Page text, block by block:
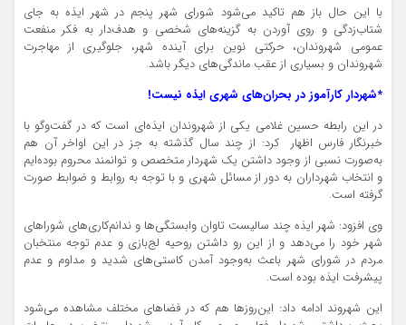
با این حال باز هم تاکید می‌شود شورای شهر پنجم در شهر ایذه به جای
شتاب‌زدگی و روی آوردن به گزینه‌های شخصی و هدف‌دار به فکر منفعت
عمومی شهروندان، حرکتی نوین برای آینده شهر، جلوگیری از مهاجرت
شهروندان و بسیاری از عقب ماندگی‌های دیگر باشد.
*شهردار کارآموز در بحران‌های شهری ایذه نیست!
در این رابطه حسین غلامی یکی از شهروندان ایذه‌ای است که در گفت‌و‌گو با
خبرنگار فارس اظهار کرد: از چند سال گذشته به جز در این اواخر آن هم
به‌صورت نسبی از وجود داشتن یک شهردار متخصص و توانمند محروم بوده‌ایم
و انتخاب شهرداران به دور از مسائل شهری و با توجه به روابط و ضوابط صورت
گرفته است.
وی افزود: شهر ایذه چند سالیست تاوان وابستگی‌ها و ندانم‌کاری‌های شوراهای
شهر خود را می‌دهد و از این رو داشتن روحیه لج‌بازی و عدم توجه منتخبان
مردم در شورای شهر باعث به‌وجود آمدن کاستی‌های شدید و مداوم و عدم
پیشرفت ایذه بوده است.
این شهروند ادامه داد: این‌روزها هم که در فضاهای مختلف مشاهده می‌شود